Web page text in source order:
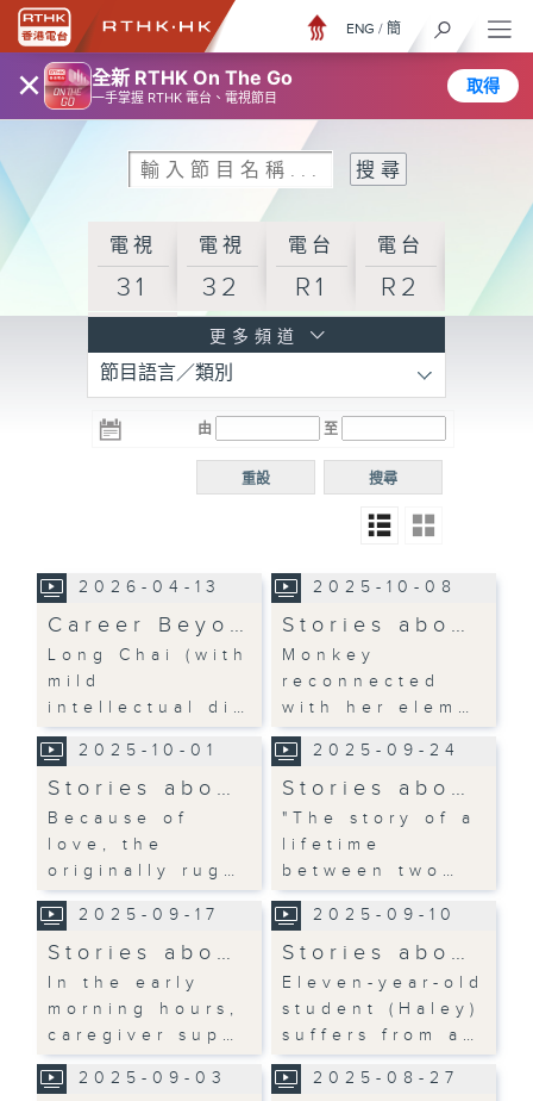
× 全新 RTHK On The Go
一手掌握 RTHK 電台、電視節目
取得
ENG / 簡
電視
31
電視
32
電台
R1
電台
R2
R3
電台 電台
R5
電台
普通
更多頻道
節目語言／類別
由 至
搜尋
重設
2026-04-13
Career Beyo…
Long Chai (with
mild
intellectual di…
2025-10-08
Stories abo…
Monkey
reconnected
with her elem…
2025-10-01
Stories abo…
Because of
love, the
originally rug…
2025-09-24
Stories abo…
"The story of a
lifetime
between two…
2025-09-17
Stories abo…
In the early
morning hours,
caregiver sup…
2025-09-10
Stories abo…
Eleven-year-old
student (Haley)
suffers from a…
2025-09-03 2025-08-27